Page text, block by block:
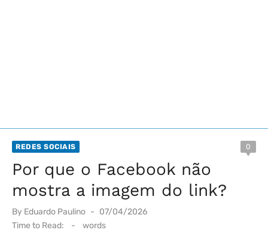
REDES SOCIAIS 0
Por que o Facebook não
mostra a imagem do link?
By Eduardo Paulino
Posted
on
07/04/2026
Time to Read:
- words